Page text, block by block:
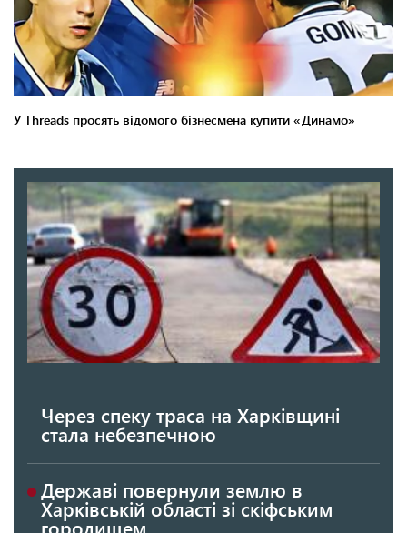
Через спеку траса на Харківщині
стала небезпечною
Державі повернули землю в
Харківській області зі скіфським
городищем